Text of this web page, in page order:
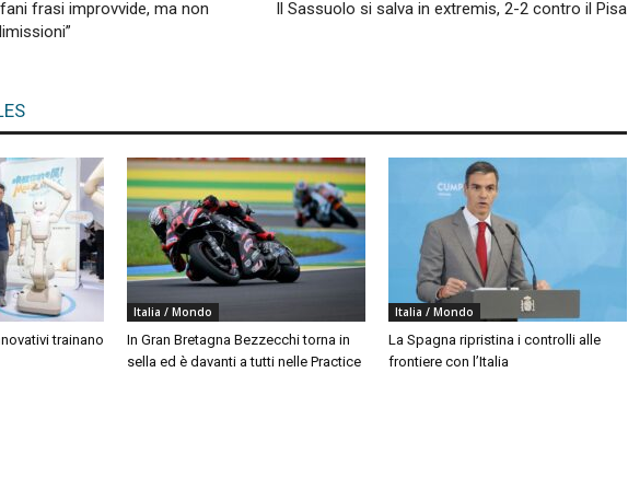
frasi improvvide, ma non
Il Sassuolo si salva in extremis, 2-2 contro il Pisa
trainano
Italia / Mondo
In Gran Bretagna Bezzecchi torna in
sella ed è davanti a tutti nelle Practice
Italia / Mondo
La Spagna ripristina i controlli alle
frontiere con l’Italia